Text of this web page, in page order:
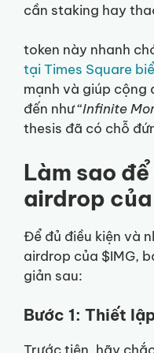
cần staking hay
token này nhanh
tại Times Square
mạnh và giúp cộng
đến như “Infinite
thesis đã có chỗ
Làm sao
airdrop của
Để đủ điều kiện và
airdrop của $IMG,
giản sau:
Bước 1: Thiết